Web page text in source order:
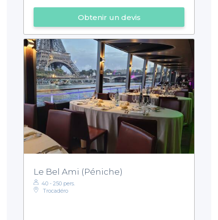
Obtenir un devis
Le Bel Ami (Péniche)
40 - 250 pers.
Trocadéro